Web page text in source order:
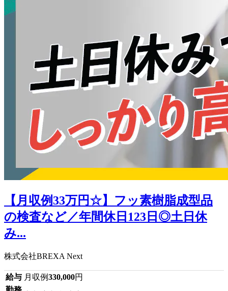
【月収例33万円☆】フッ素樹脂成型品
の検査など／年間休日123日◎土日休
み...
株式会社BREXA Next
給与 月収例330,000円